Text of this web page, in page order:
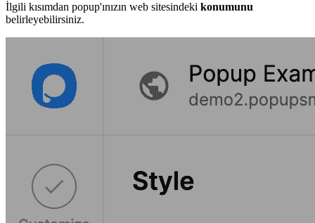
İlgili kısımdan popup'ınızın web sitesindeki konumunu
belirleyebilirsiniz.